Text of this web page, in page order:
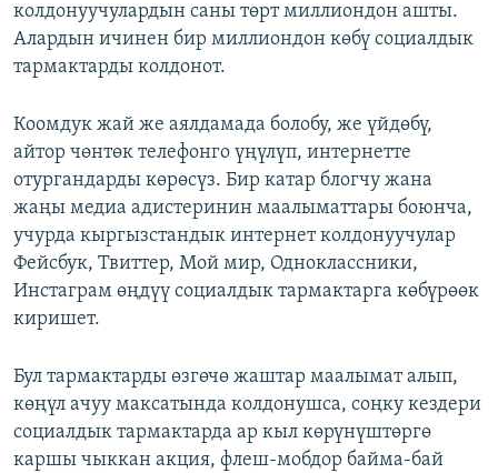
колдонуучулардын саны төрт миллиондон ашты.
Алардын ичинен бир миллиондон көбү социалдык
тармактарды колдонот.
Коомдук жай же аялдамада болобу, же үйдөбү,
айтор чөнтөк телефонго үңүлүп, интернетте
отургандарды көрөсүз. Бир катар блогчу жана
жаңы медиа адистеринин маалыматтары боюнча,
учурда кыргызстандык интернет колдонуучулар
Фейсбук, Твиттер, Мой мир, Одноклассники,
Инстаграм өңдүү социалдык тармактарга көбүрөөк
киришет.
Бул тармактарды өзгөчө жаштар маалымат алып,
көңүл ачуу максатында колдонушса, соңку кездери
социалдык тармактарда ар кыл көрүнүштөргө
каршы чыккан акция, флеш-мобдор байма-бай